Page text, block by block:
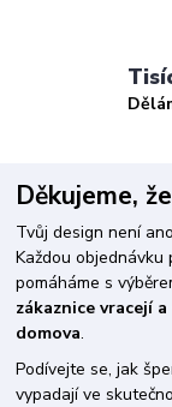
Děkujeme,
Tvůj design není
Každou
pomáháme s
zákaznice vracejí
domova.
Podívejte se, jak
vypadají ve